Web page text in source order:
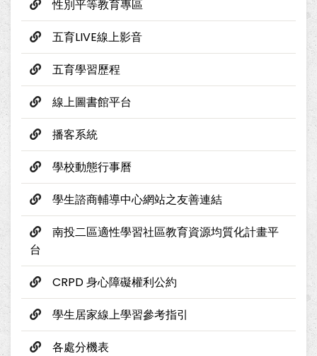
性別平等教育專區
五育LIVE線上影音
五育學習歷程
線上圖書館平台
播客系統
學校動態行事曆
學生諮商輔導中心網站之友善連結
南投二區適性學習社區教育資源均質化計畫平
台
CRPD 身心障礙權利公約
學生居家線上學習參考指引
各處分機表